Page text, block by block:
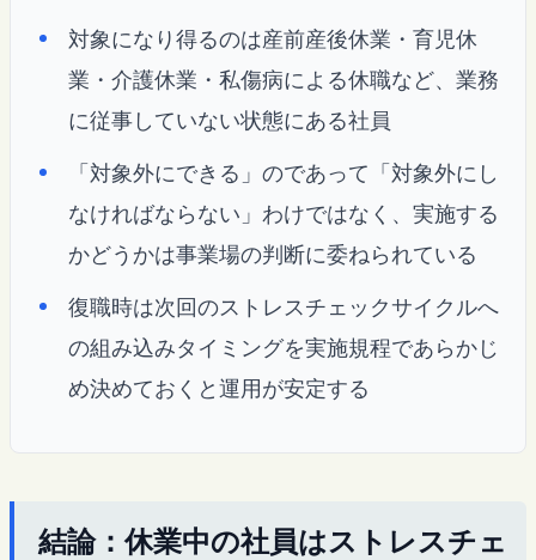
対象になり得るのは産前産後休業・育児休
業・介護休業・私傷病による休職など、業務
に従事していない状態にある社員
「対象外にできる」のであって「対象外にし
なければならない」わけではなく、実施する
かどうかは事業場の判断に委ねられている
復職時は次回のストレスチェックサイクルへ
の組み込みタイミングを実施規程であらかじ
め決めておくと運用が安定する
結論：休業中の社員はストレスチェ